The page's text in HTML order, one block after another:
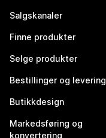
Salgskanaler
Finne produkter
Selge produkter
Bestillinger og levering
Butikkdesign
Markedsføring og
konvertering